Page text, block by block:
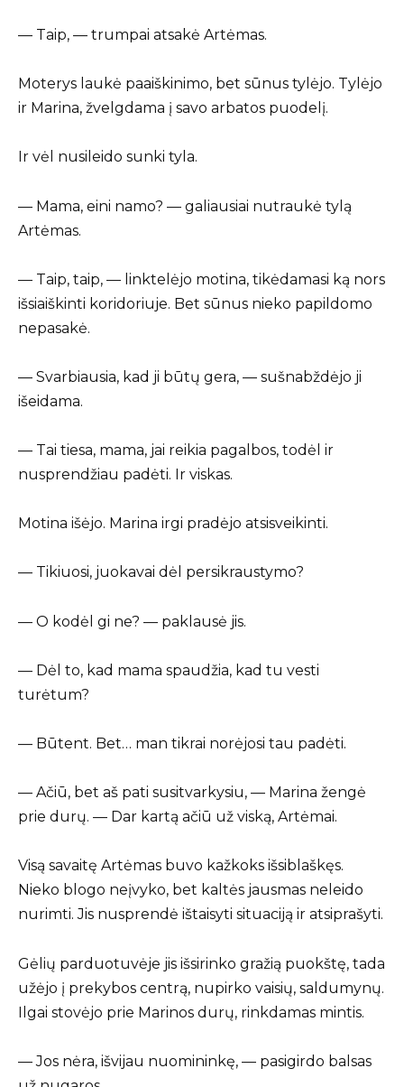
— Taip, — trumpai atsakė Artėmas.
Moterys laukė paaiškinimo, bet sūnus tylėjo. Tylėjo
ir Marina, žvelgdama į savo arbatos puodelį.
Ir vėl nusileido sunki tyla.
— Mama, eini namo? — galiausiai nutraukė tylą
Artėmas.
— Taip, taip, — linktelėjo motina, tikėdamasi ką nors
išsiaiškinti koridoriuje. Bet sūnus nieko papildomo
nepasakė.
— Svarbiausia, kad ji būtų gera, — sušnabždėjo ji
išeidama.
— Tai tiesa, mama, jai reikia pagalbos, todėl ir
nusprendžiau padėti. Ir viskas.
Motina išėjo. Marina irgi pradėjo atsisveikinti.
— Tikiuosi, juokavai dėl persikraustymo?
— O kodėl gi ne? — paklausė jis.
— Dėl to, kad mama spaudžia, kad tu vesti
turėtum?
— Būtent. Bet… man tikrai norėjosi tau padėti.
— Ačiū, bet aš pati susitvarkysiu, — Marina žengė
prie durų. — Dar kartą ačiū už viską, Artėmai.
Visą savaitę Artėmas buvo kažkoks išsiblaškęs.
Nieko blogo neįvyko, bet kaltės jausmas neleido
nurimti. Jis nusprendė ištaisyti situaciją ir atsiprašyti.
Gėlių parduotuvėje jis išsirinko gražią puokštę, tada
užėjo į prekybos centrą, nupirko vaisių, saldumynų.
Ilgai stovėjo prie Marinos durų, rinkdamas mintis.
— Jos nėra, išvijau nuomininkę, — pasigirdo balsas